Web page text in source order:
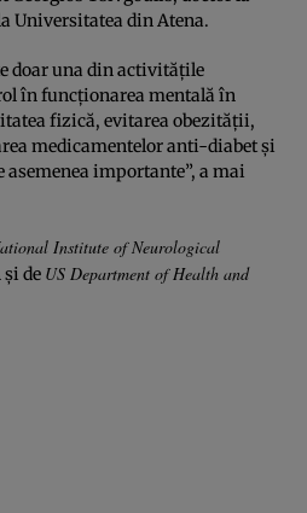
Universitatea din Atena.
doar una din activităţile
în funcţionarea mentală în
fizică, evitarea obezităţii,
medicamentelor anti-diabet şi
importante”, a mai
Institute of Neurological
şi de US Department of Health and